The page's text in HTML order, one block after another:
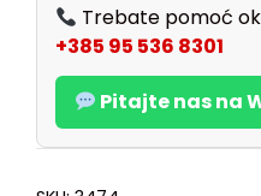
Trebate pomoć
+385 95 536 8301
Pitajte nas na